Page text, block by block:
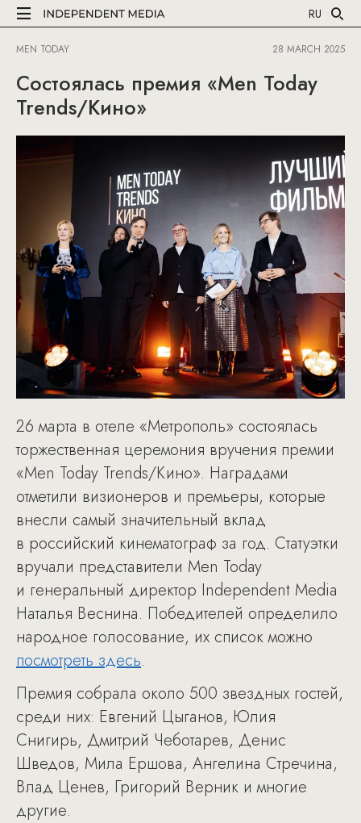
RU
MEN TODAY 28 MARCH 2025
Состоялась премия «Men Today
Trends/Кино»
26 марта в отеле «Метрополь» состоялась
торжественная церемония вручения премии
«Men Today Trends/Кино». Наградами
отметили визионеров и премьеры, которые
внесли самый значительный вклад
в российский кинематограф за год. Статуэтки
вручали представители Men Today
и генеральный директор Independent Media
Наталья Веснина. Победителей определило
народное голосование, их список можно
посмотреть здесь.
Премия собрала около 500 звездных гостей,
среди них: Евгений Цыганов, Юлия
Снигирь, Дмитрий Чеботарев, Денис
Шведов, Мила Ершова, Ангелина Стречина,
Влад Ценев, Григорий Верник и многие
другие.